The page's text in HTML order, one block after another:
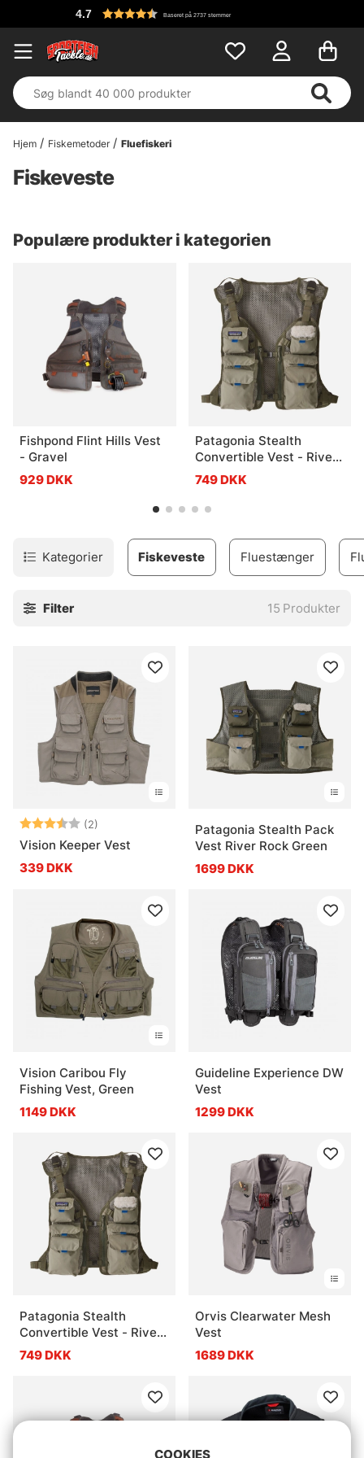
4.7 Baseret på 2737 stemmer
Hjem Fiskemetoder Fluefiskeri
Fiskeveste
Populære produkter i kategorien
Fishpond Flint Hills Vest
- Gravel
929 DKK
Patagonia Stealth
Convertible Vest - River
Rock Green
749 DKK
Kategorier Fluestænger
Fiskeveste
Filter 15 Produkter
Vurdering: (2)
3.5 ud af 5 stjerner
Vision Keeper Vest
339 DKK
Patagonia Stealth Pack
Vest River Rock Green
1699 DKK
Vision Caribou Fly
Fishing Vest, Green
1149 DKK
Guideline Experience DW
Vest
1299 DKK
Patagonia Stealth
Convertible Vest - River
Rock Green
749 DKK
Orvis Clearwater Mesh
Vest
1689 DKK
COOKIES